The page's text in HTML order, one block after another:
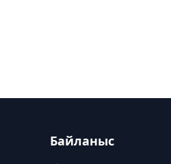
Байланыс